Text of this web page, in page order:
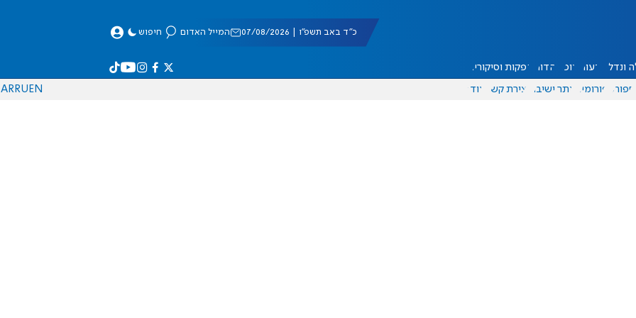
כ"ד באב תשפ"ו | 07/08/2026 המייל האדום חיפוש
ונדל"ן דעות אוכל יהדות הפקות וסיקורים
ספורט פורומים אתר ישיבה יצירת קשר עוד EN
RU
AR